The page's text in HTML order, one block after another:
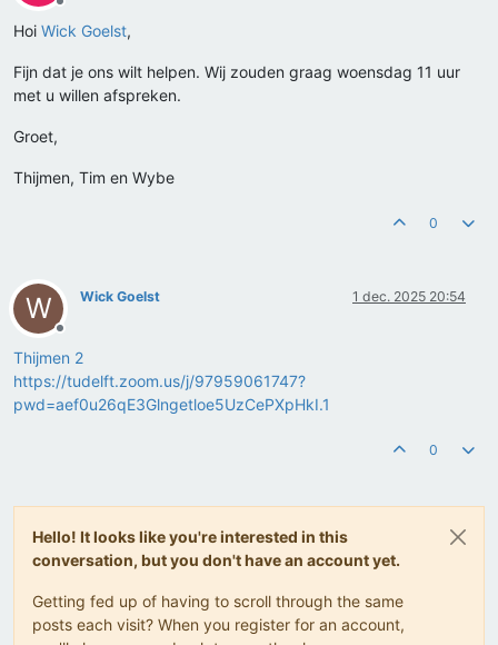
Offline
Hoi Wick Goelst,
Fijn dat je ons wilt helpen. Wij zouden graag woensdag 11 uur
met u willen afspreken.
Groet,
Thijmen, Tim en Wybe
0
W
Offline
Wick Goelst 1 dec. 2025 20:54
Thijmen 2
https://tudelft.zoom.us/j/97959061747?
pwd=aef0u26qE3Glngetloe5UzCePXpHkI.1
0
Hello! It looks like you're interested in this
conversation, but you don't have an account yet.
Getting fed up of having to scroll through the same
posts each visit? When you register for an account,